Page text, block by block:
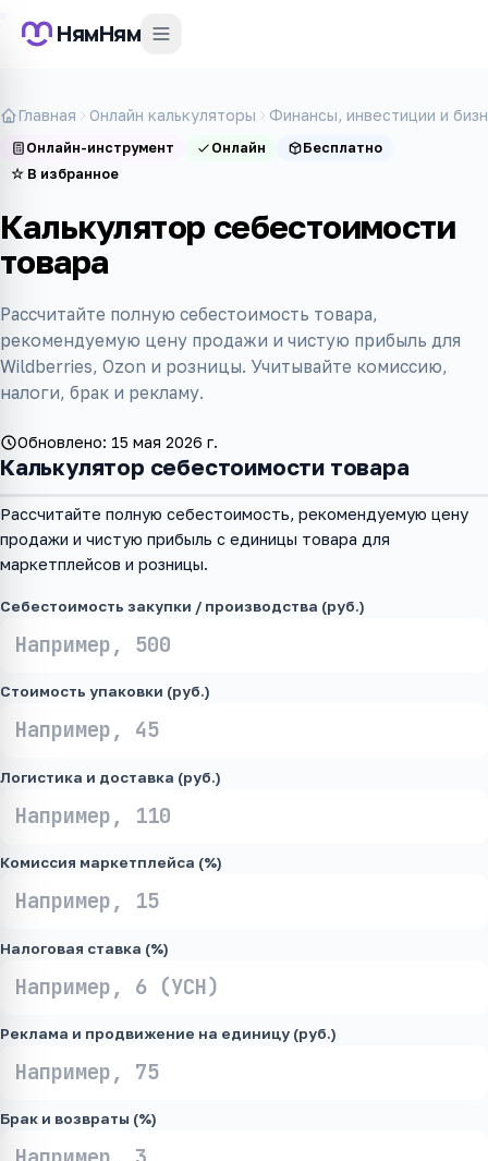
НямНям
Главная Онлайн калькуляторы Финансы, инвестиции и
Онлайн-инструмент Онлайн
Бесплатно
☆ В избранное
Калькулятор себестоимости
товара
Рассчитайте полную себестоимость товара,
рекомендуемую цену продажи и чистую прибыль для
Wildberries, Ozon и розницы. Учитывайте комиссию,
налоги, брак и рекламу.
Обновлено: 15 мая 2026 г.
Калькулятор себестоимости товара
Рассчитайте полную себестоимость, рекомендуемую цену
продажи и чистую прибыль с единицы товара для
маркетплейсов и розницы.
Себестоимость закупки / производства (руб.)
Стоимость упаковки (руб.)
Логистика и доставка (руб.)
Комиссия маркетплейса (%)
Налоговая ставка (%)
Реклама и продвижение на единицу (руб.)
Брак и возвраты (%)